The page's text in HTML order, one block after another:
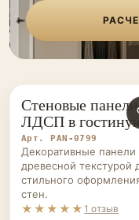
СТЕНОВЫЕ
ПАНЕЛИ НА ЗАКАЗ
Стеновые
ЛДСП в
Арт. PAN-0799
Декоративные панели
древесной текстурой
стильного
стен.
★★★★★ 1 отзыв